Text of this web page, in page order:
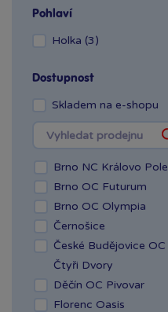
Pohlaví
Holka (3)
Dostupnost
Skladem na e-shopu
Brno NC Královo Pole
Brno OC Futurum
Brno OC Olympia
Černošice
České Budějovice OC
Čtyři Dvory
Děčín OC Pivovar
Florenc Oasis